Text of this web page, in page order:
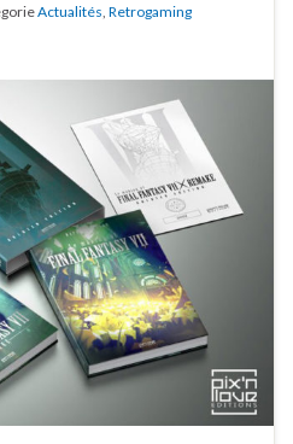
Actualités Retrogaming